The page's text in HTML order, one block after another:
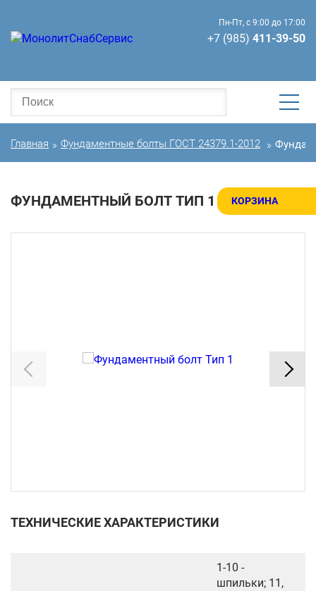
КОРЗИНА
Пн-Пт, с 9:00 до 17:00
+7 (985) 411-39-50
Главная » Фундаментные болты ГОСТ 24379.1-2012 »
ФУНДАМЕНТНЫЙ БОЛТ ТИП 1
ТЕХНИЧЕСКИЕ ХАРАКТЕРИСТИКИ
1-10 -
шпильки; 11,